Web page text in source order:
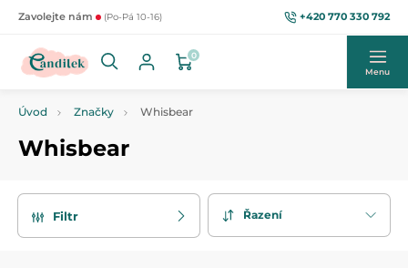
Zavolejte nám (Po-Pá 10-16) +420 770 330 792
0
Menu
Úvod Značky Whisbear
Whisbear
Filtr Řazení